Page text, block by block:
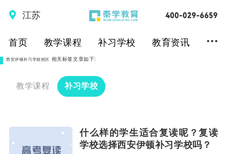
江苏
首页 教学课程 补习学校 教育资讯 ...
西安伊顿补习学校校区 相关标签文章如下:
教学课程 补习学校
什么样的学生适合复读呢？复读
学校选择西安伊顿补习学校吗？